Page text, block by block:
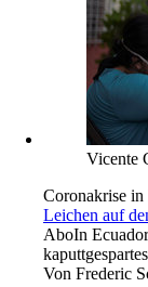
Vicente
Coronakrise in
Leichen auf
AboIn
Von Frederic